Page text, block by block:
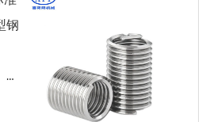
GB/T 24425.1 标准 ST24×3×1.5D 普通型钢丝螺套